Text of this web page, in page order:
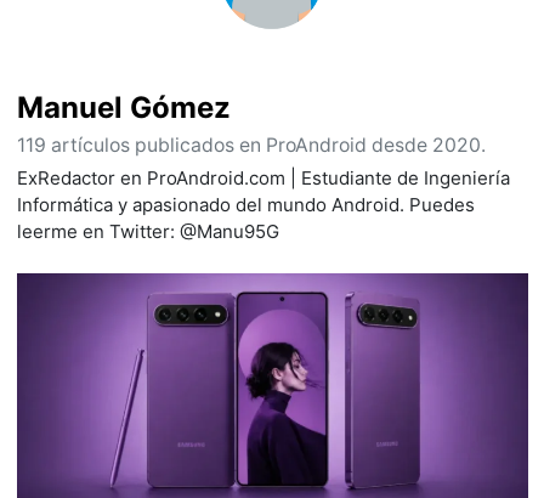
Manuel Gómez
119 artículos publicados en ProAndroid desde 2020.
ExRedactor en ProAndroid.com | Estudiante de Ingeniería
Informática y apasionado del mundo Android. Puedes
leerme en Twitter: @Manu95G